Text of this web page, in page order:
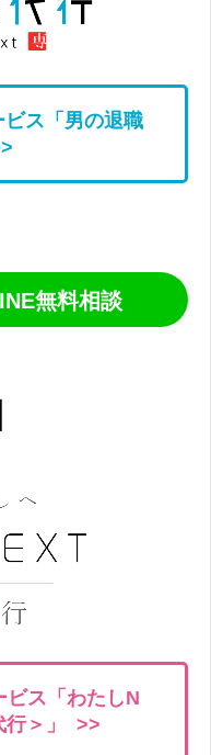
ス「男の退職
無料相談
ビス「わたしN
行＞」 >>